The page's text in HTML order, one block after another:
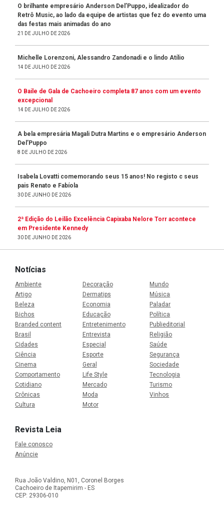
O brilhante empresário Anderson Del’Puppo, idealizador do
Retrô Music, ao lado da equipe de artistas que fez do evento uma
das festas mais animadas do ano
21 DE JULHO DE 2026
Michelle Lorenzoni, Alessandro Zandonadi e o lindo Atílio
14 DE JULHO DE 2026
O Baile de Gala de Cachoeiro completa 87 anos com um evento
excepcional
14 DE JULHO DE 2026
A bela empresária Magali Dutra Martins e o empresário Anderson
Del’Puppo
8 DE JULHO DE 2026
Isabela Lovatti comemorando seus 15 anos! No registo c seus
pais Renato e Fabíola
30 DE JUNHO DE 2026
2ª Edição do Leilão Excelência Capixaba Nelore Torr acontece
em Presidente Kennedy
30 DE JUNHO DE 2026
Notícias
Ambiente
Artigo
Beleza
Bichos
Branded content
Brasil
Cidades
Ciência
Cinema
Comportamento
Cotidiano
Crônicas
Cultura
Decoração
Dermatips
Economia
Educação
Entretenimento
Entrevista
Especial
Esporte
Geral
Life Style
Mercado
Moda
Motor
Mundo
Música
Paladar
Política
Publieditorial
Religião
Saúde
Segurança
Sociedade
Tecnologia
Turismo
Vinhos
Revista Leia
Fale conosco
Anúncie
Rua João Valdino, N01, Coronel Borges
Cachoeiro de Itapemirim - ES
CEP: 29306-010